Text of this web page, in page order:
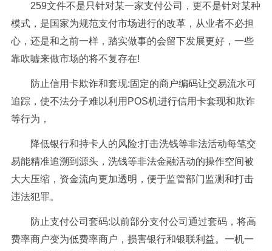
259文件不是只针对某一家支付公司，更不是针对某种
模式，是国家为规范支付市场进行的改革，从业者不必担
心，还是和之前一样，踏实做事的会留下发展更好，一些
靠吹嘘来做市场的将不复存在!
防止信用卡欺诈和套现:固定的商户编码让交易流水可
追踪，使不法分子难以利用POS机进行信用卡套现和欺诈
等行为，
降低银行和持卡人的风险:打击洗钱等非法活动每笔交
易能精准追溯到源头，洗钱等非法金融活动的操作空间被
大大压缩，资金流向更加透明，便于监管部门监测和打击
违法犯罪。
防止支付公司套码:以前部分支付公司通过套码，将高
费率商户变为低费率商户，损害银行和银联利益。一机一